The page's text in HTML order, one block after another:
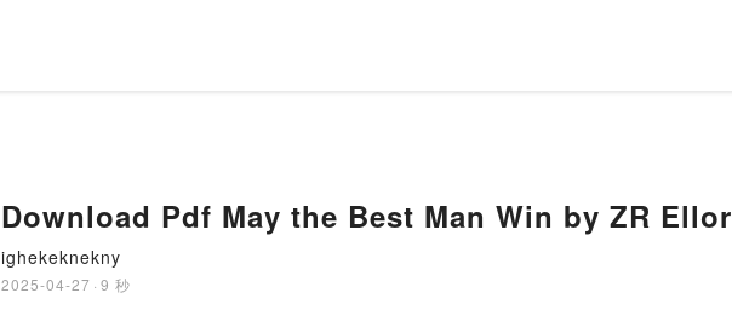
Download Pdf May the Best Man Win by ZR Ellor
ighekeknekny
2025-04-27 · 9 秒